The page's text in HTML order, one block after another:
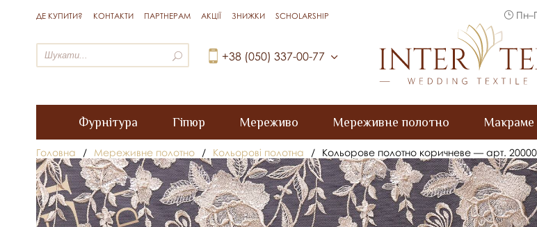
ДЕ КУПИТИ? КОНТАКТИ ПАРТНЕРАМ АКЦІЇ ЗНИЖКИ SCHOLARSHIP
+38 (050) 337-00-77
Фурнітура Гіпюр Мереживо Мереживне полотно Макраме
Головна / Мереживне полотно / Кольорові полотна / Кольорове полотно коричневе — арт.